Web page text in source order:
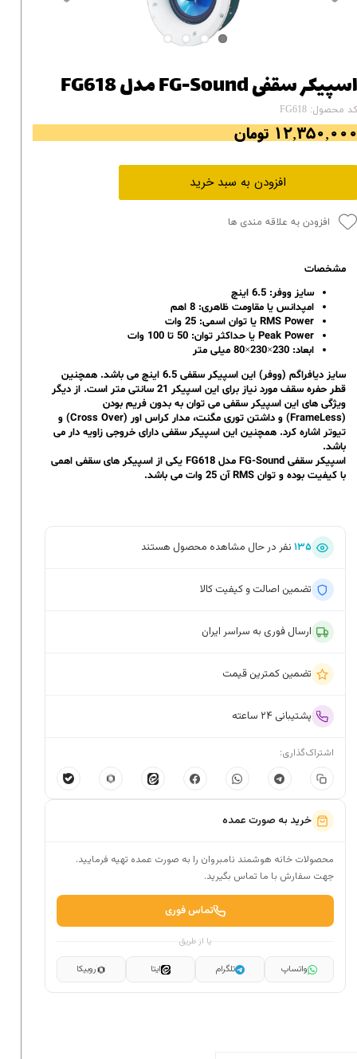
اسپیکر سقفی FG-Sound مدل FG618
کد محصول: FG618
۱۲,۳۵۰,۰۰۰ تومان
افزودن به سبد خرید
افزودن به علاقه مندی ها
مشخصات
سایز ووفر: 6.5 اینچ
امپدانس یا مقاومت ظاهری: 8 اهم
RMS Power یا توان اسمی: 25 وات
Peak Power یا حداکثر توان: 50 تا 100 وات
ابعاد: 230×230×80 میلی متر
سایز دیافراگم (ووفر) این اسپیکر سقفی 6.5 اینچ می باشد. همچنین
قطر حفره سقف مورد نیاز برای این اسپیکر 21 سانتی متر است. از دیگر
ویژگی های این اسپیکر سقفی می توان به بدون فریم بودن
(FrameLess) و داشتن توری مگنت، مدار کراس اور (Cross Over) و
تیوتر اشاره کرد. همچنین این اسپیکر سقفی دارای خروجی زاویه دار می
باشد.
اسپیکر سقفی FG-Sound مدل FG618 یکی از اسپیکر های سقفی اهمی
با کیفیت بوده و توان RMS آن 25 وات می باشد.
۱۳۵ نفر در حال مشاهده محصول هستند
تضمین اصالت و کیفیت کالا
ارسال فوری به سراسر ایران
تضمین کمترین قیمت
پشتیبانی ۲۴ ساعته
اشتراک‌گذاری:
خرید به صورت عمده
محصولات خانه هوشمند نامبروان را به صورت عمده تهیه فرمایید.
جهت سفارش با ما تماس بگیرید.
تماس فوری
یا از طریق
واتساپ تلگرام ایتا روبیکا